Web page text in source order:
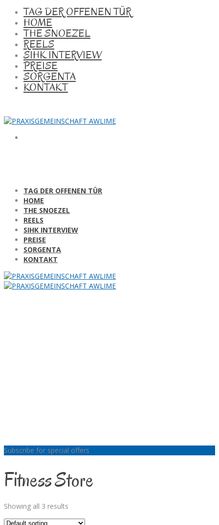
TAG DER OFFENEN TÜR
HOME
THE SNOEZEL
REELS
SIHK INTERVIEW
PREISE
SORGENTA
KONTAKT
TAG DER OFFENEN TÜR
HOME
THE SNOEZEL
REELS
SIHK INTERVIEW
PREISE
SORGENTA
KONTAKT
Subscribe for special offers
Fitness Store
Showing all 3 results